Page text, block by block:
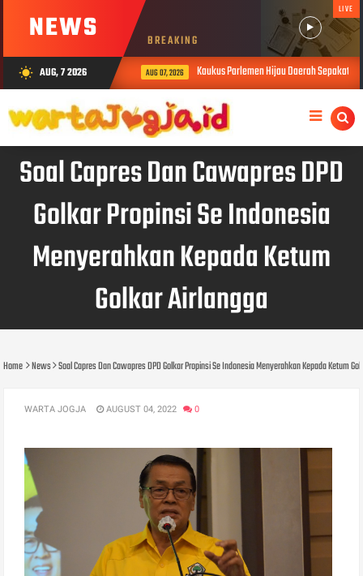
NEWS BREAKING
LIVE
wb_sunny AUG, 7 2026 AUG 07, 2026 Kaukus Parlemen Hijau Daerah Sepakati
Soal Capres Dan Cawapres DPD
Golkar Propinsi Se Indonesia
Menyerahkan Kepada Ketum
Golkar Airlangga
Home News Soal Capres Dan Cawapres DPD Golkar Propinsi Se Indonesia Menyerahkan Kepada Ketum
WARTA JOGJA AUGUST 04, 2022 0